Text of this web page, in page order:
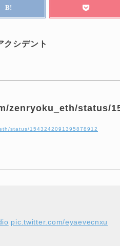
クシデント
zenryoku_eth/status/
status/1543242091395878912
pic.twitter.com/eyaevecnxu